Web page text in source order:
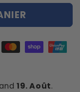
19. Août.